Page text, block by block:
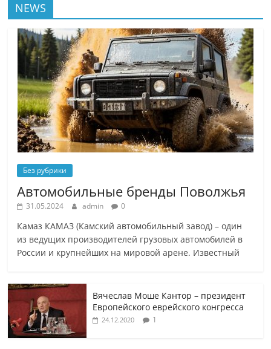
NEWS
Без рубрики
Автомобильные бренды Поволжья
31.05.2024 admin 0
Камаз КАМАЗ (Камский автомобильный завод) – один
из ведущих производителей грузовых автомобилей в
России и крупнейших на мировой арене. Известный
Вячеслав Моше Кантор – президент
Европейского еврейского конгресса
24.12.2020 1